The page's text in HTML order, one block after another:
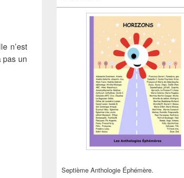
n’est
pas un
Septième Anthologie Éphémère.